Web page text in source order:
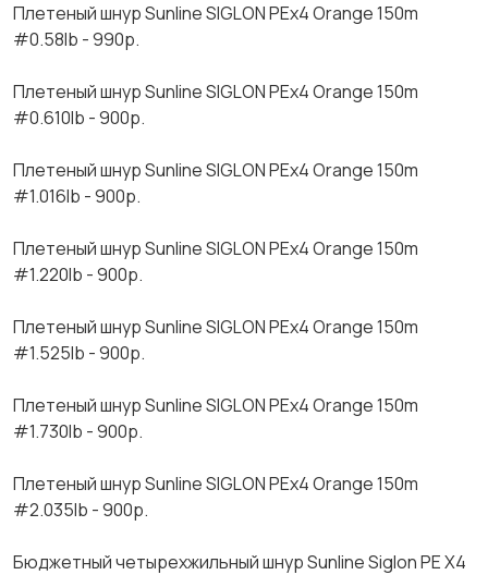
Плетеный шнур Sunlinе SIGLОN РЕх4 Оrаngе 150m
#0.58lb - 990р.
Плетеный шнур Sunlinе SIGLОN РЕх4 Оrаngе 150m
#0.610lb - 900р.
Плетеный шнур Sunlinе SIGLОN РЕх4 Оrаngе 150m
#1.016lb - 900р.
Плетеный шнур Sunlinе SIGLОN РЕх4 Оrаngе 150m
#1.220lb - 900р.
Плетеный шнур Sunlinе SIGLОN РЕх4 Оrаngе 150m
#1.525lb - 900р.
Плетеный шнур Sunlinе SIGLОN РЕх4 Оrаngе 150m
#1.730lb - 900р.
Плетеный шнур Sunlinе SIGLОN РЕх4 Оrаngе 150m
#2.035lb - 900р.
Бюджетный четырехжильный шнур Sunlinе Siglоn РЕ Х4